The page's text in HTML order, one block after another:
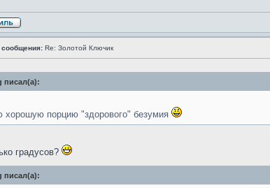
сообщения: Re: Золотой Ключик
писал(а):
порцию "здорового" безумия
градусов?
писал(а):